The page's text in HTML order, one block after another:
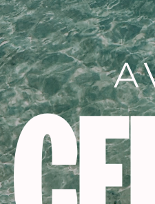
Tiempo de
Aplicación
Preparamos la
pulidor y
una capa muy
queremos
uña aplicaremos
Secamos en
Las